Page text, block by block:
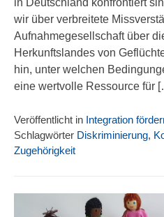
wir über verbreitete
Aufnahmegesellschaft über
Herkunftslandes von
hin, unter welchen
eine wertvolle Ressource für
Veröffentlicht in Integration
Schlagwörter Diskriminierung,
Zugehörigkeit